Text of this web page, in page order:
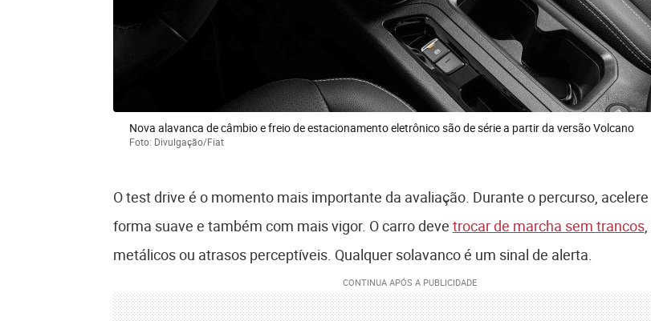
Nova alavanca de câmbio e freio de estacionamento eletrônico são de série a partir da versão Volcano
Foto: Divulgação/Fiat
O test drive é o momento mais importante da avaliação. Durante o percurso, acelere
forma suave e também com mais vigor. O carro deve trocar de marcha sem trancos
metálicos ou atrasos perceptíveis. Qualquer solavanco é um sinal de alerta.